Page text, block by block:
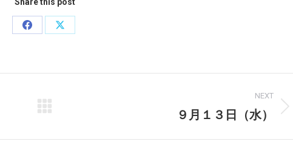
Share
Share
NEXT
９月１３日（水）